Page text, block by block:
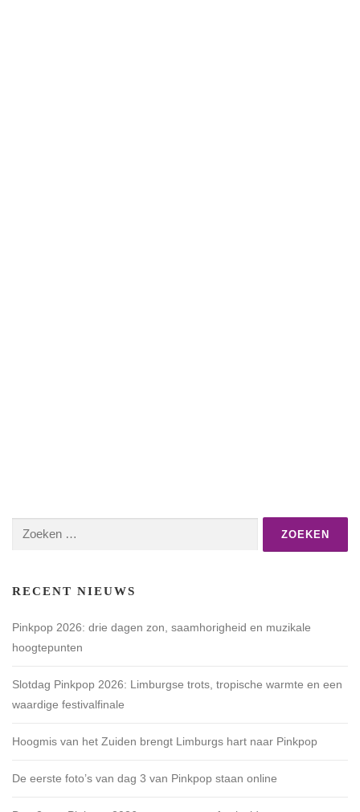
Zoeken
RECENT NIEUWS
Pinkpop 2026: drie dagen zon, saamhorigheid en muzikale
hoogtepunten
Slotdag Pinkpop 2026: Limburgse trots, tropische warmte en een
waardige festivalfinale
Hoogmis van het Zuiden brengt Limburgs hart naar Pinkpop
De eerste foto’s van dag 3 van Pinkpop staan online